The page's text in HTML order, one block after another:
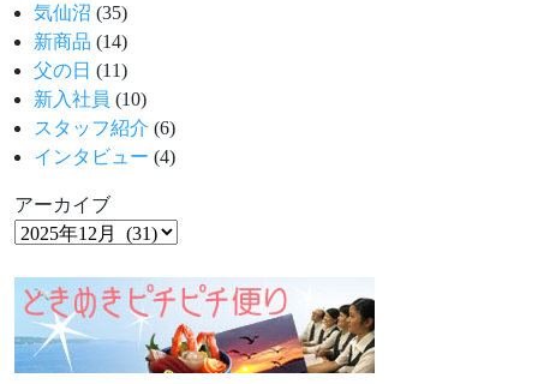
気仙沼 (35)
新商品 (14)
父の日 (11)
新入社員 (10)
スタッフ紹介 (6)
インタビュー (4)
アーカイブ